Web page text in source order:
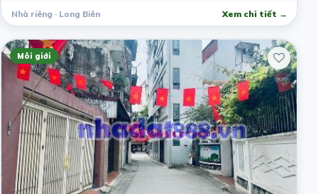
Nhà riêng · Long Biên Xem chi tiết →
Môi giới